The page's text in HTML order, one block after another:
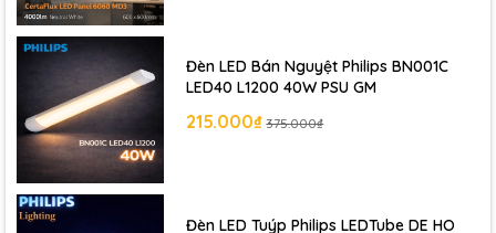
Đèn LED Bán Nguyệt Philips BN001C
LED40 L1200 40W PSU GM
215.000₫ 375.000₫
Đèn LED Tuýp Philips LEDTube DE HO